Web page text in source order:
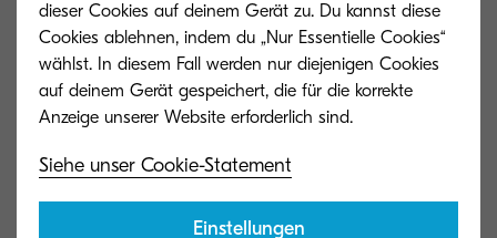
TK-8505C
Deckung von 5 %.
TK-8505M
dieser Cookies auf deinem Gerät zu. Du kannst diese
Cookies ablehnen, indem du „Nur Essentielle Cookies“
wählst. In diesem Fall werden nur diejenigen Cookies
auf deinem Gerät gespeichert, die für die korrekte
Siehe unser Cookie-Statement
Einstellungen